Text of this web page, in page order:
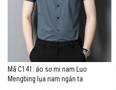
Mã C141: áo sơ mi nam Luo
Mengbing lụa nam ngắn ta